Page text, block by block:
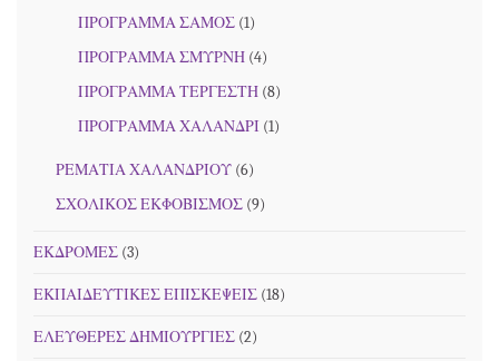
ΠΡΟΓΡΑΜΜΑ ΣΑΜΟΣ (1)
ΠΡΟΓΡΑΜΜΑ ΣΜΥΡΝΗ (4)
ΠΡΟΓΡΑΜΜΑ ΤΕΡΓΕΣΤΗ (8)
ΠΡΟΓΡΑΜΜΑ ΧΑΛΑΝΔΡΙ (1)
ΡΕΜΑΤΙΑ ΧΑΛΑΝΔΡΙΟΥ (6)
ΣΧΟΛΙΚΟΣ ΕΚΦΟΒΙΣΜΟΣ (9)
ΕΚΔΡΟΜΕΣ (3)
ΕΚΠΑΙΔΕΥΤΙΚΕΣ ΕΠΙΣΚΕΨΕΙΣ (18)
ΕΛΕΥΘΕΡΕΣ ΔΗΜΙΟΥΡΓΙΕΣ (2)